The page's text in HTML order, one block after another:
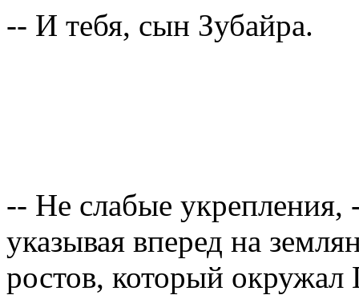
-- И тебя, сын Зубайра.
-- Не слабые укрепления,
указывая вперед на
ростов, который окружал